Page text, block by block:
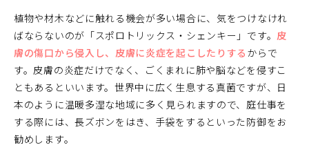
植物や材木などに触れる機会が多い場合に、気をつけなけれ
ばならないのが「スポロトリックス・シェンキー」です。皮
膚の傷口から侵入し、皮膚に炎症を起こしたりする からで
す。皮膚の炎症だけでなく、ごくまれに肺や脳などを侵すこ
ともあるといいます。世界中に広く生息する真菌ですが、日
本のように温暖多湿な地域に多く見られますので、庭仕事を
する際には、長ズボンをはき、手袋をするといった防御をお
勧めします。